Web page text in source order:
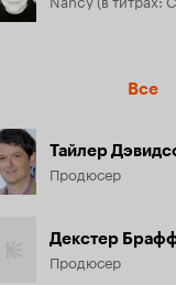
Все
Тайлер
Продюсер
Декстер
Продюсер